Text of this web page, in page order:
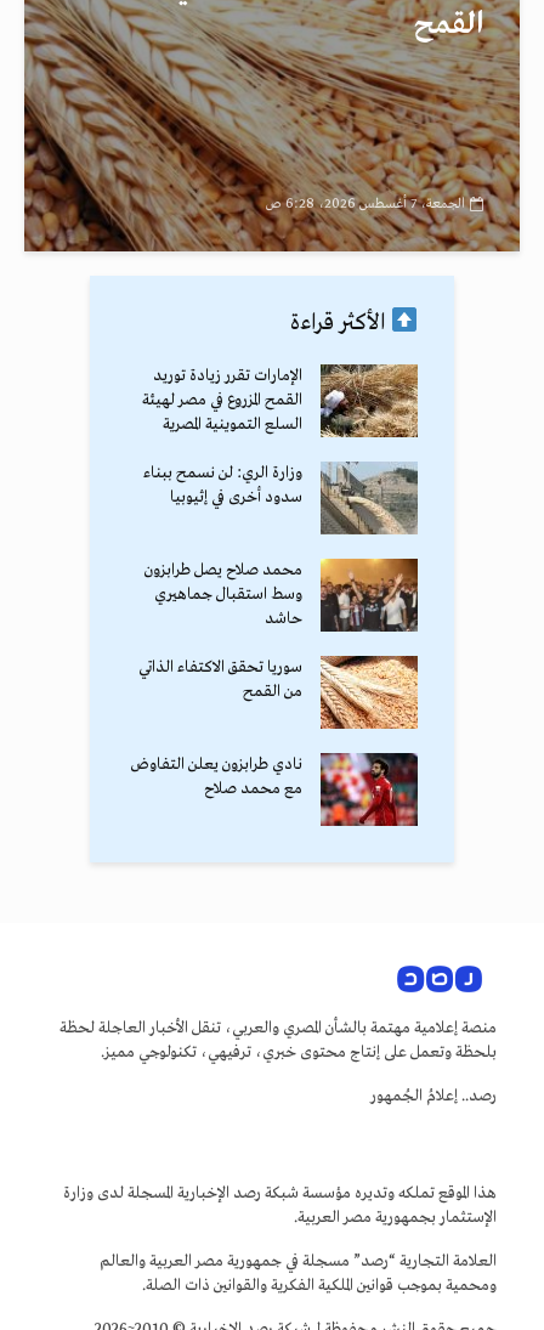
القمح
الجمعة، 7 أغسطس 2026، 6:28 ص
الأكثر قراءة
الإمارات تقرر زيادة توريد
القمح المزروع في مصر لهيئة
السلع التموينية المصرية
وزارة الري: لن نسمح ببناء
سدود أخرى في إثيوبيا
محمد صلاح يصل طرابزون
وسط استقبال جماهيري
حاشد
سوريا تحقق الاكتفاء الذاتي
من القمح
نادي طرابزون يعلن التفاوض
مع محمد صلاح
منصة إعلامية مهتمة بالشأن المصري والعربي، تنقل الأخبار العاجلة لحظة
بلحظة وتعمل على إنتاج محتوى خبري، ترفيهي، تكنولوجي مميز.
رصد.. إعلامُ الجُمهور
هذا الموقع تملكه وتديره مؤسسة شبكة رصد الإخبارية المسجلة لدى وزارة
الإستثمار بجمهورية مصر العربية.
العلامة التجارية “رصد” مسجلة في جمهورية مصر العربية والعالم
ومحمية بموجب قوانين الملكية الفكرية والقوانين ذات الصلة.